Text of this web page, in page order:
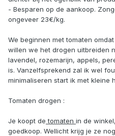
- Besparen op de aankoop.
ongeveer 23€/kg.
We beginnen met tomaten
willen we het drogen uitbreiden
lavendel, rozemarijn, appels,
is. Vanzelfsprekend zal ik wel
minimaliseren start ik met kleine
Tomaten drogen :
Je koopt de tomaten in de
goedkoop. Wellicht krijg je ze